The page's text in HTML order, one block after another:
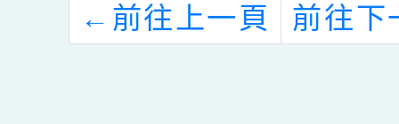
← 前往上一頁 前往下